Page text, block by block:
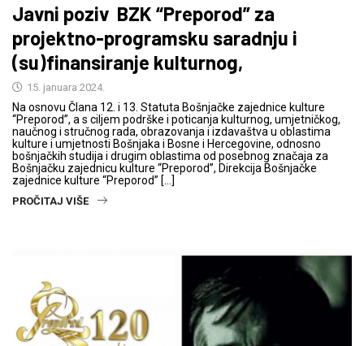
Javni poziv BZK “Preporod” za
projektno-programsku saradnju i
(su)finansiranje kulturnog,
15. januara 2024.
Na osnovu Člana 12. i 13. Statuta Bošnjačke zajednice kulture
“Preporod”, a s ciljem podrške i poticanja kulturnog, umjetničkog,
naučnog i stručnog rada, obrazovanja i izdavaštva u oblastima
kulture i umjetnosti Bošnjaka i Bosne i Hercegovine, odnosno
bošnjačkih studija i drugim oblastima od posebnog značaja za
Bošnjačku zajednicu kulture “Preporod”, Direkcija Bošnjačke
zajednice kulture “Preporod” […]
PROČITAJ VIŠE